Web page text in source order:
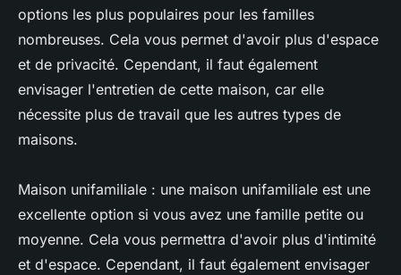
options les plus populaires pour les familles
nombreuses. Cela vous permet d'avoir plus d'espace
et de privacité. Cependant, il faut également
envisager l'entretien de cette maison, car elle
nécessite plus de travail que les autres types de
maisons.
Maison unifamiliale : une maison unifamiliale est une
excellente option si vous avez une famille petite ou
moyenne. Cela vous permettra d'avoir plus d'intimité
et d'espace. Cependant, il faut également envisager